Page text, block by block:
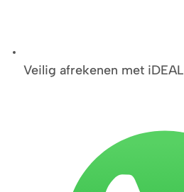
Veilig afrekenen met iDEAL